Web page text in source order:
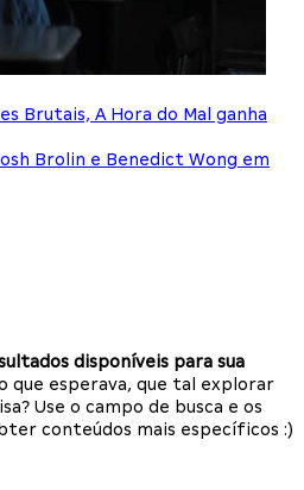
Brutais, A Hora do Mal ganha
Brolin e Benedict Wong em
disponíveis para sua
que esperava, que tal explorar
Use o campo de busca e os
conteúdos mais específicos :)